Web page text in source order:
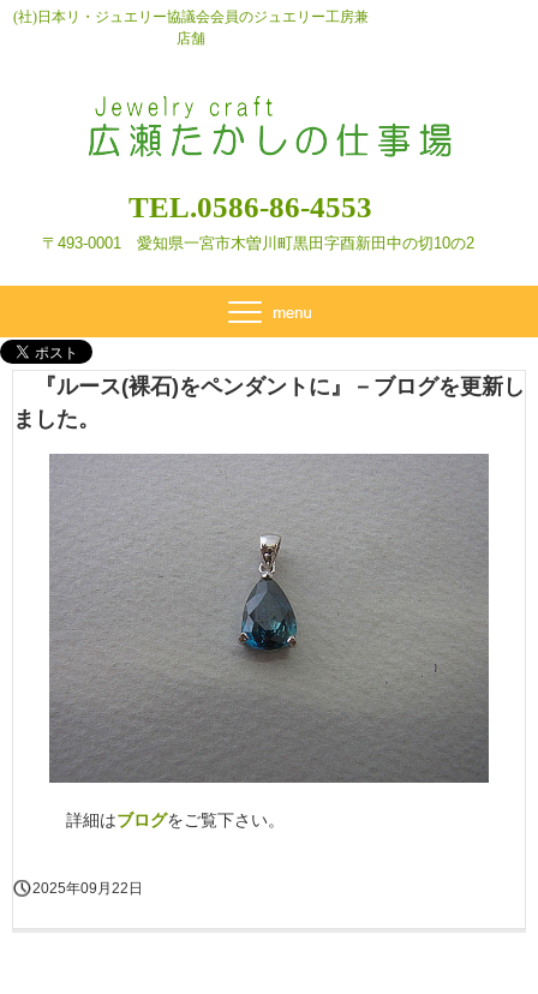
(社)日本リ・ジュエリー協議会会員のジュエリー工房兼
店舗
TEL.0586-86-4553
〒493-0001 愛知県一宮市木曽川町黒田字酉新田 中の切10の2
『ルース(裸石)をペンダントに』－ブログを更新し
ました。
詳細はブログをご覧下さい。
2025年09月22日